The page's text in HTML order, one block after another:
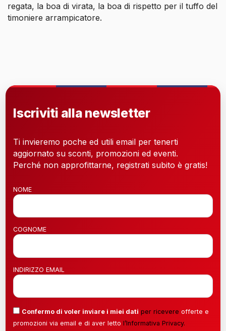
regata, la boa di virata, la boa di rispetto per il tuffo del
timoniere arrampicatore.
Iscriviti alla newsletter
Ti invieremo poche ed utili email per tenerti
aggiornato su sconti, promozioni ed eventi.
Perché non approfittarne, registrati subito è gratis!
NOME
COGNOME
INDIRIZZO EMAIL
Confermo di voler inviare i miei dati per ricevere offerte e
promozioni via email e di aver letto l’Informativa Privacy.